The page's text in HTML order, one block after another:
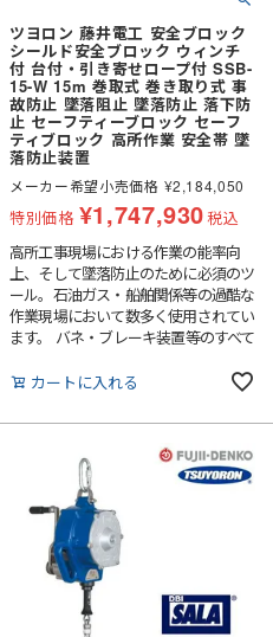
ツヨロン 藤井電工 安全ブロック
シールド安全ブロック ウィンチ
付 台付・引き寄せロープ付 SSB-
15-W 15m 巻取式 巻き取り式 事
故防止 墜落阻止 墜落防止 落下防
止 セーフティーブロック セーフ
ティブロック 高所作業 安全帯 墜
落防止装置
メーカー希望小売価格 ¥2,184,050
特別価格 ¥1,747,930税込
高所工事現場における作業の能率向
上、そして墜落防止のために必須のツ
ール。石油ガス・船舶関係等の過酷な
作業現場において数多く使用されてい
ます。 バネ・ブレーキ装置等のすべて
物を寄せつけない密封設計により、最
でも、ハウジング内部に配慮する必要
はありません。最も過酷な環境での使
用にも耐え、究極の安全性、信頼性を
提供します。
カートに入れる